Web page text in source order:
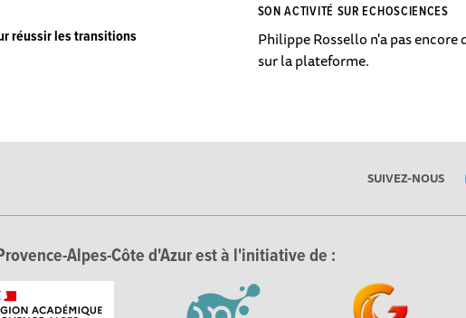
réussir les transitions
SON ACTIVITÉ SUR ECHOSCIENCES
Philippe Rossello n'a pas encore
sur la plateforme.
SUIVEZ-NOUS
Alpes-Côte d'Azur est à l'initiative de :